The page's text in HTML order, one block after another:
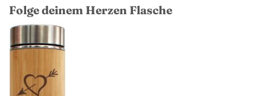
Folge deinem Herzen Flasche